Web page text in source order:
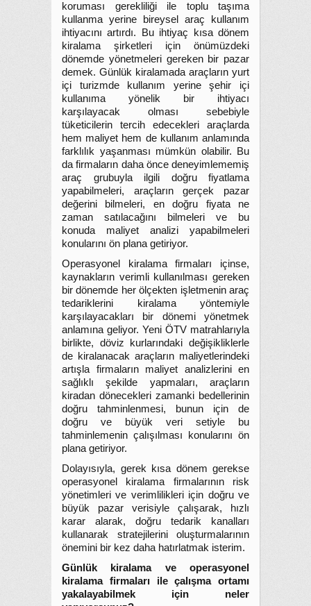
koruması gerekliliği ile toplu taşıma
kullanma yerine bireysel araç kullanım
ihtiyacını artırdı. Bu ihtiyaç kısa dönem
kiralama şirketleri için önümüzdeki
dönemde yönetmeleri gereken bir pazar
demek. Günlük kiralamada araçların yurt
içi turizmde kullanım yerine şehir içi
kullanıma yönelik bir ihtiyacı
karşılayacak olması sebebiyle
tüketicilerin tercih edecekleri araçlarda
hem maliyet hem de kullanım anlamında
farklılık yaşanması mümkün olabilir. Bu
da firmaların daha önce deneyimlememiş
araç grubuyla ilgili doğru fiyatlama
yapabilmeleri, araçların gerçek pazar
değerini bilmeleri, en doğru fiyata ne
zaman satılacağını bilmeleri ve bu
konuda maliyet analizi yapabilmeleri
konularını ön plana getiriyor.
Operasyonel kiralama firmaları içinse,
kaynakların verimli kullanılması gereken
bir dönemde her ölçekten işletmenin araç
tedariklerini kiralama yöntemiyle
karşılayacakları bir dönemi yönetmek
anlamına geliyor. Yeni ÖTV matrahlarıyla
birlikte, döviz kurlarındaki değişikliklerle
de kiralanacak araçların maliyetlerindeki
artışla firmaların maliyet analizlerini en
sağlıklı şekilde yapmaları, araçların
kiradan dönecekleri zamanki bedellerinin
doğru tahminlenmesi, bunun için de
doğru ve büyük veri setiyle bu
tahminlemenin çalışılması konularını ön
plana getiriyor.
Dolayısıyla, gerek kısa dönem gerekse
operasyonel kiralama firmalarının risk
yönetimleri ve verimlilikleri için doğru ve
büyük pazar verisiyle çalışarak, hızlı
karar alarak, doğru tedarik kanalları
kullanarak stratejilerini oluşturmalarının
önemini bir kez daha hatırlatmak isterim.
Günlük kiralama ve operasyonel
kiralama firmaları ile çalışma ortamı
yakalayabilmek için neler